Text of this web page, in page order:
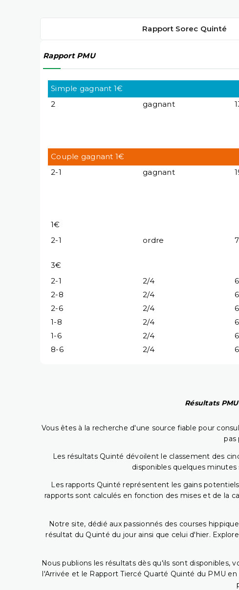
Rapport Sorec Quinté
Rapport PMU
Simple gagnant 1€
2
gagnant
Couple gagnant 1€
2-1
gagnant
1€
2-1
ordre
3€
2-1
2/4
2-8
2/4
2-6
2/4
1-8
2/4
1-6
2/4
8-6
2/4
Résultats
Vous êtes à la recherche d'une source fiable pour
pas
Les résultats Quinté dévoilent le classement des
disponibles quelques
Les rapports Quinté représentent les gains
rapports sont calculés en fonction des mises et de la
Notre site, dédié aux passionnés des courses
résultat du Quinté du jour ainsi que celui d'hier.
Nous publions les résultats dès qu'ils sont disponibles,
l'Arrivée et le Rapport Tiercé Quarté Quinté du PMU